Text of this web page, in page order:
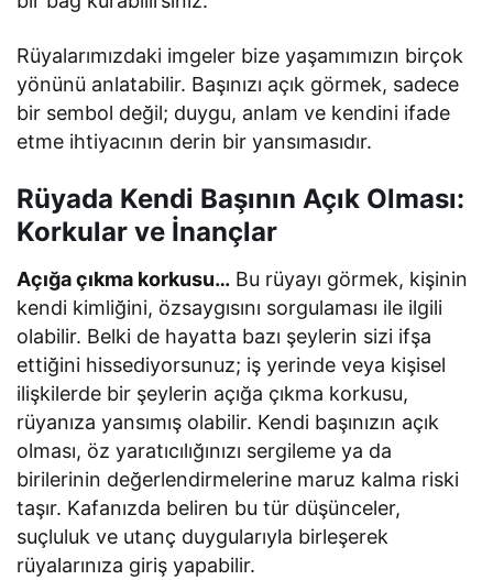
Rüyalarımızdaki imgeler bize yaşamımızın birçok
yönünü anlatabilir. Başınızı açık görmek, sadece
bir sembol değil; duygu, anlam ve kendini ifade
etme ihtiyacının derin bir yansımasıdır.
Rüyada Kendi Başının Açık Olması:
Korkular ve İnançlar
Açığa çıkma korkusu… Bu rüyayı görmek, kişinin
kendi kimliğini, özsaygısını sorgulaması ile ilgili
olabilir. Belki de hayatta bazı şeylerin sizi ifşa
ettiğini hissediyorsunuz; iş yerinde veya kişisel
ilişkilerde bir şeylerin açığa çıkma korkusu,
rüyanıza yansımış olabilir. Kendi başınızın açık
olması, öz yaratıcılığınızı sergileme ya da
birilerinin değerlendirmelerine maruz kalma riski
taşır. Kafanızda beliren bu tür düşünceler,
suçluluk ve utanç duygularıyla birleşerek
rüyalarınıza giriş yapabilir.